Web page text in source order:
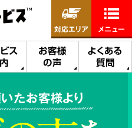
ス
お客様
の声
よくある
質問
対応エリア メニュー
たお客様より